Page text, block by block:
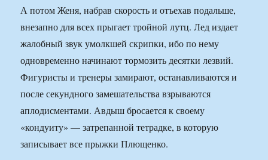
А потом Женя, набрав скорость и отъехав подальше,
внезапно для всех прыгает тройной лутц. Лед издает
жалобный звук умолкшей скрипки, ибо по нему
одновременно начинают тормозить десятки лезвий.
Фигуристы и тренеры замирают, останавливаются и
после секундного замешательства взрываются
аплодисментами. Авдыш бросается к своему
«кондуиту» — затрепанной тетрадке, в которую
записывает все прыжки Плющенко.